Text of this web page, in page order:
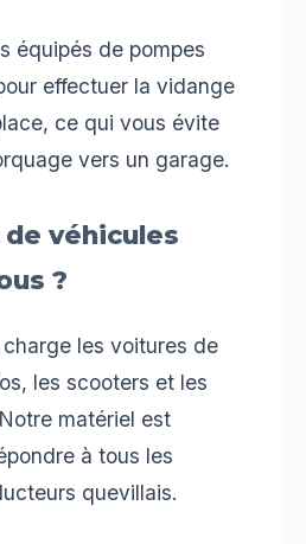
équipés de pompes
effectuer la vidange
ce qui vous évite
vers un garage.
véhicules
?
les voitures de
les scooters et les
matériel est
à tous les
quevillais.